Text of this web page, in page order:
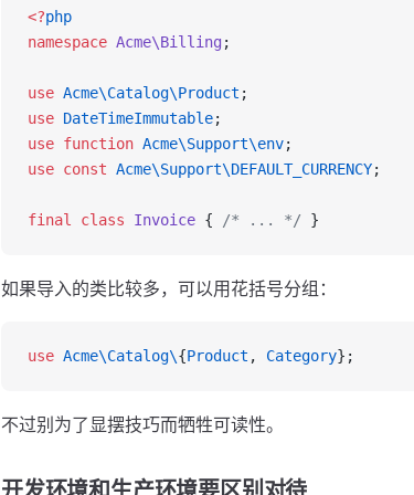
<?php
namespace Acme\Billing ;
use Acme\Catalog\Product ;
use DateTimeImmutable;
use function Acme\Support\env;
use const Acme\Support\DEFAULT_CURRENCY;
final class Invoice { /* ... */ }
如果导入的类比较多，可以用花括号分组：
use Acme\Catalog\{Product , Category};
不过别为了显摆技巧而牺牲可读性。